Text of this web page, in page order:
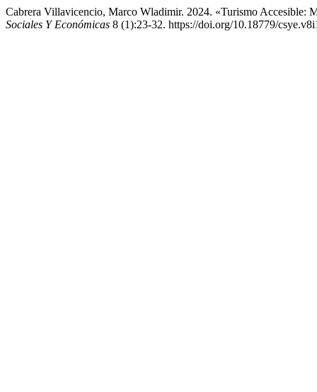
Cabrera Villavicencio, Marco Wladimir. 2024. «Turismo Accesible:
Sociales Y Económicas 8 (1):23-32. https://doi.org/10.18779/